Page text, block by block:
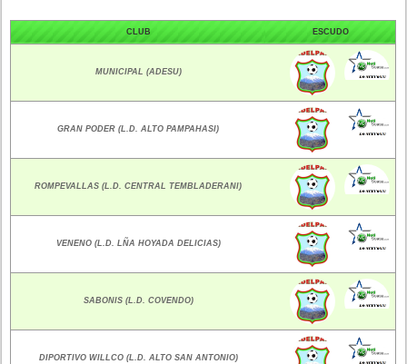
CLUB ESCUDO
MUNICIPAL (ADESU)
GRAN PODER (L.D. ALTO PAMPAHASI)
ROMPEVALLAS (L.D. CENTRAL TEMBLADERANI)
VENENO (L.D. LÑA HOYADA DELICIAS)
SABONIS (L.D. COVENDO)
DIPORTIVO WILLCO (L.D. ALTO SAN ANTONIO)